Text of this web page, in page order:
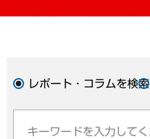
レポート・コラムを検索